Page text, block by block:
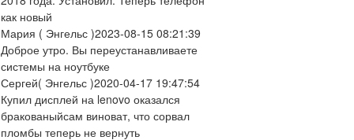
как новый
Мария ( Энгельс )2023-08-15 08:21:39
Доброе утро. Вы переустанавливаете
системы на ноутбуке
Сергей( Энгельс )2020-04-17 19:47:54
Купил дисплей на lenovo оказался
бракованыйсам виноват, что сорвал
пломбы теперь не вернуть